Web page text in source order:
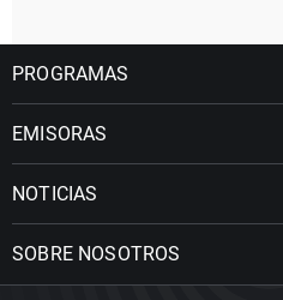
PROGRAMAS
EMISORAS
NOTICIAS
SOBRE NOSOTROS